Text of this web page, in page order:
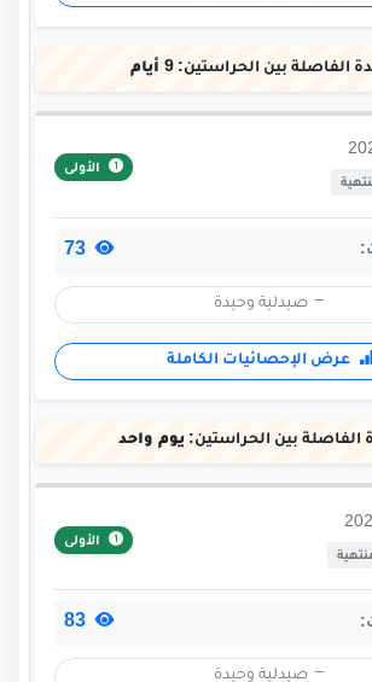
الفاصلة بين الحراستين:9 أيام
الأولى
صيدلية وحيدة
عرض الإحصائيات الكاملة
الفاصلة بين الحراستين: يوم واحد
الأولى
صيدلية وحيدة